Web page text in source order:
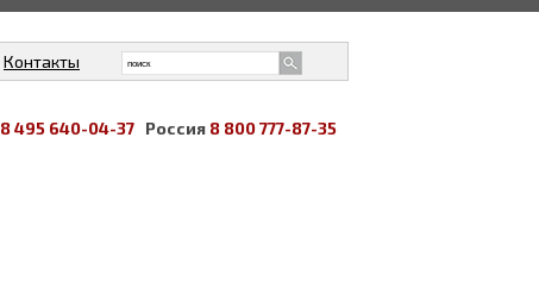
Контакты
8 495 640-04-37 Россия 8 800 777-87-35